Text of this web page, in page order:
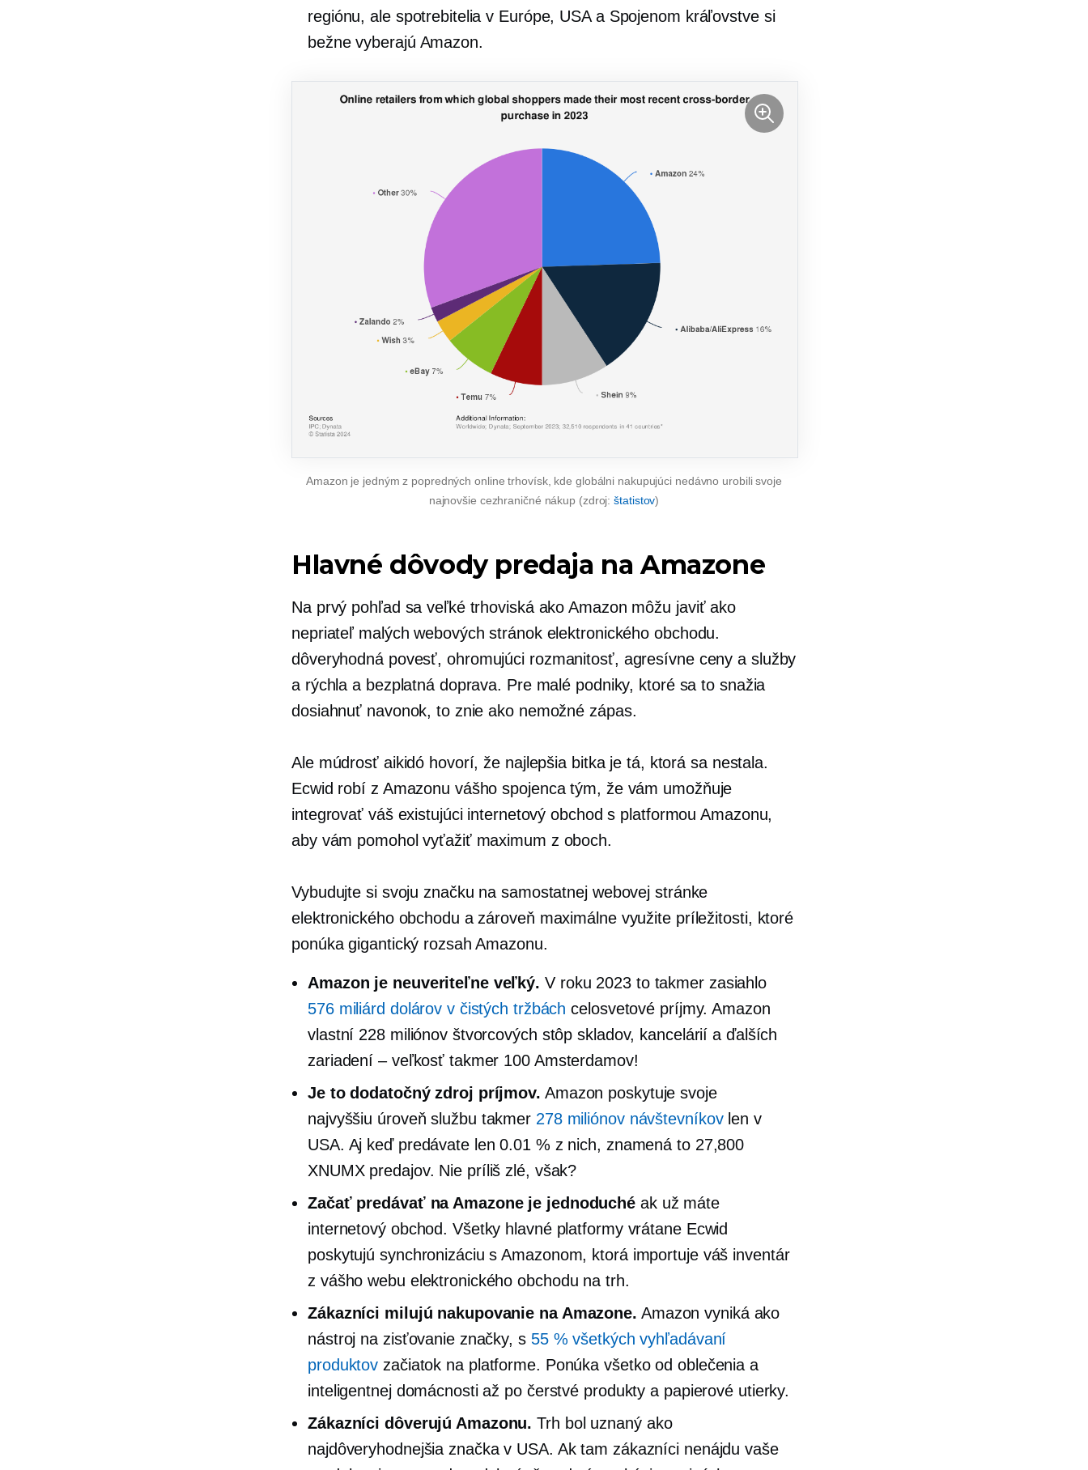
regiónu, ale spotrebitelia v Európe, USA a Spojenom kráľovstve si
bežne vyberajú Amazon.
Amazon je jedným z popredných online trhovísk, kde globálni nakupujúci nedávno urobili svoje
najnovšie cezhraničné nákup (zdroj:štatistov)
Hlavné dôvody predaja na Amazone
Na prvý pohľad sa veľké trhoviská ako Amazon môžu javiť ako
nepriateľ malých webových stránok elektronického obchodu.
dôveryhodná povesť, ohromujúci rozmanitosť, agresívne ceny a služby
a rýchla a bezplatná doprava. Pre malé podniky, ktoré sa to snažia
dosiahnuť navonok, to znie ako nemožné zápas.
Ale múdrosť aikidó hovorí, že najlepšia bitka je tá, ktorá sa nestala.
Ecwid robí z Amazonu vášho spojenca tým, že vám umožňuje
integrovať váš existujúci internetový obchod s platformou Amazonu,
aby vám pomohol vyťažiť maximum z oboch.
Vybudujte si svoju značku na samostatnej webovej stránke
elektronického obchodu a zároveň maximálne využite príležitosti, ktoré
ponúka gigantický rozsah Amazonu.
Amazon je neuveriteľne veľký. V roku 2023 to takmer zasiahlo
576 miliárd dolárov v čistých tržbách celosvetové príjmy. Amazon
vlastní 228 miliónov štvorcových stôp skladov, kancelárií a ďalších
zariadení – veľkosť takmer 100 Amsterdamov!
Je to dodatočný zdroj príjmov. Amazon poskytuje svoje
najvyššiu úroveň službu takmer 278 miliónov návštevníkovlen v
USA. Aj keď predávate len 0.01 % z nich, znamená to 27,800
XNUMX predajov. Nie príliš zlé, však?
Začať predávať na Amazone je jednoduché ak už máte
internetový obchod. Všetky hlavné platformy vrátane Ecwid
poskytujú synchronizáciu s Amazonom, ktorá importuje váš inventár
z vášho webu elektronického obchodu na trh.
Zákazníci milujú nakupovanie na Amazone. Amazon vyniká ako
nástroj na zisťovanie značky, s 55 % všetkých vyhľadávaní
produktov začiatok na platforme. Ponúka všetko od oblečenia a
inteligentnej domácnosti až po čerstvé produkty a papierové utierky.
Zákazníci dôverujú Amazonu. Trh bol uznaný ako
najdôveryhodnejšia značka v USA. Ak tam zákazníci nenájdu vaše